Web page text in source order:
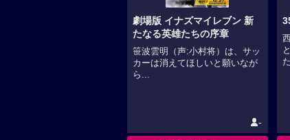
劇場版 イナズマイレブン 新
たなる英雄たちの序章
笹波雲明（声:小村将）は、サッ
カーは消えてほしいと願いなが
ら...
-